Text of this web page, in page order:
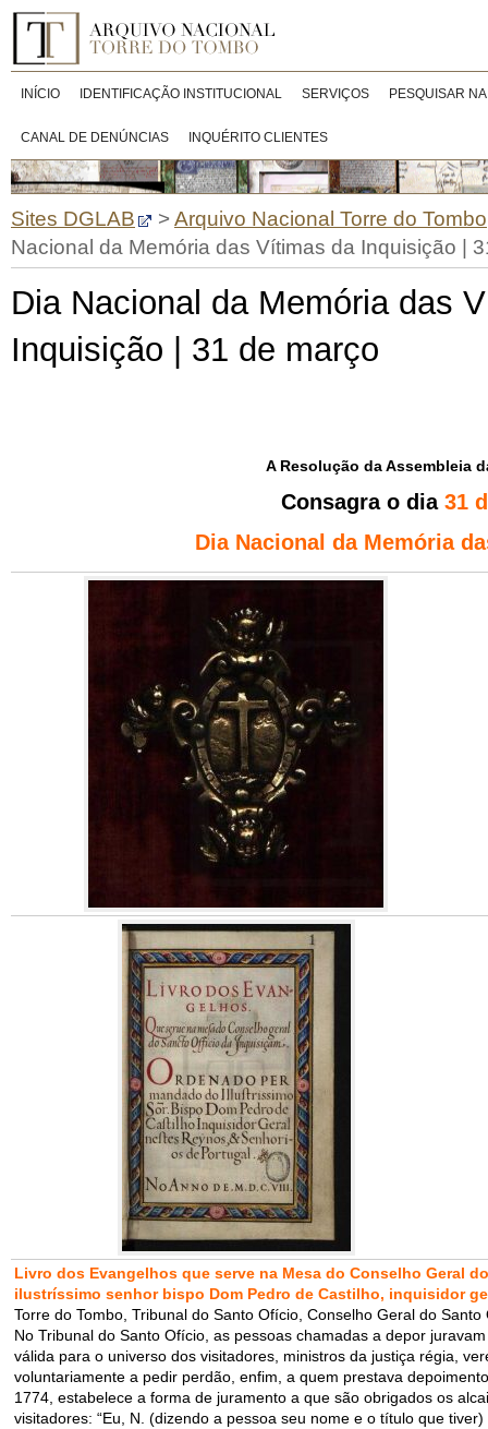
INÍCIO IDENTIFICAÇÃO INSTITUCIONAL SERVIÇOS PESQUISAR
CANAL DE DENÚNCIAS INQUÉRITO CLIENTES
Sites DGLAB >Arquivo Nacional Torre do Tombo
Nacional da Memória das Vítimas da Inquisição |
Dia Nacional da Memória das
Inquisição | 31 de março
A Resolução da Assembleia
Consagra o dia 31
Dia Nacional da Memória
Livro dos Evangelhos que serve na Mesa do Conselho Geral
ilustríssimo senhor bispo Dom Pedro de Castilho, inquisidor
Torre do Tombo, Tribunal do Santo Ofício, Conselho Geral do Santo
No Tribunal do Santo Ofício, as pessoas chamadas a depor
válida para o universo dos visitadores, ministros da justiça régia,
voluntariamente a pedir perdão, enfim, a quem prestava
1774, estabelece a forma de juramento a que são obrigados os
visitadores: “Eu, N. (dizendo a pessoa seu nome e o título que